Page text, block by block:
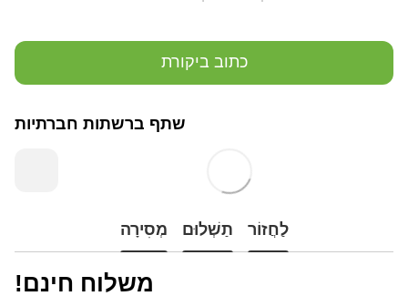
כתוב ביקורת
שתף ברשתות חברתיות
מְסִירָה תַשְׁלוּם לַחֲזוֹר
!משלוח חינם